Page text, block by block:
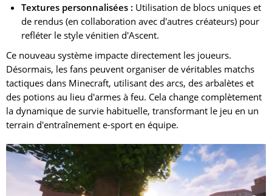
Textures personnalisées : Utilisation de blocs uniques et
de rendus (en collaboration avec d'autres créateurs) pour
refléter le style vénitien d'Ascent.
Ce nouveau système impacte directement les joueurs.
Désormais, les fans peuvent organiser de véritables matchs
tactiques dans Minecraft, utilisant des arcs, des arbalètes et
des potions au lieu d'armes à feu. Cela change complètement
la dynamique de survie habituelle, transformant le jeu en un
terrain d'entraînement e-sport en équipe.